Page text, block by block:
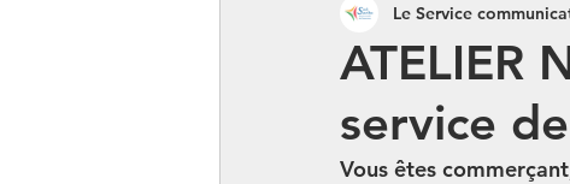
ATELIER
service
Le Service
Vous êtes